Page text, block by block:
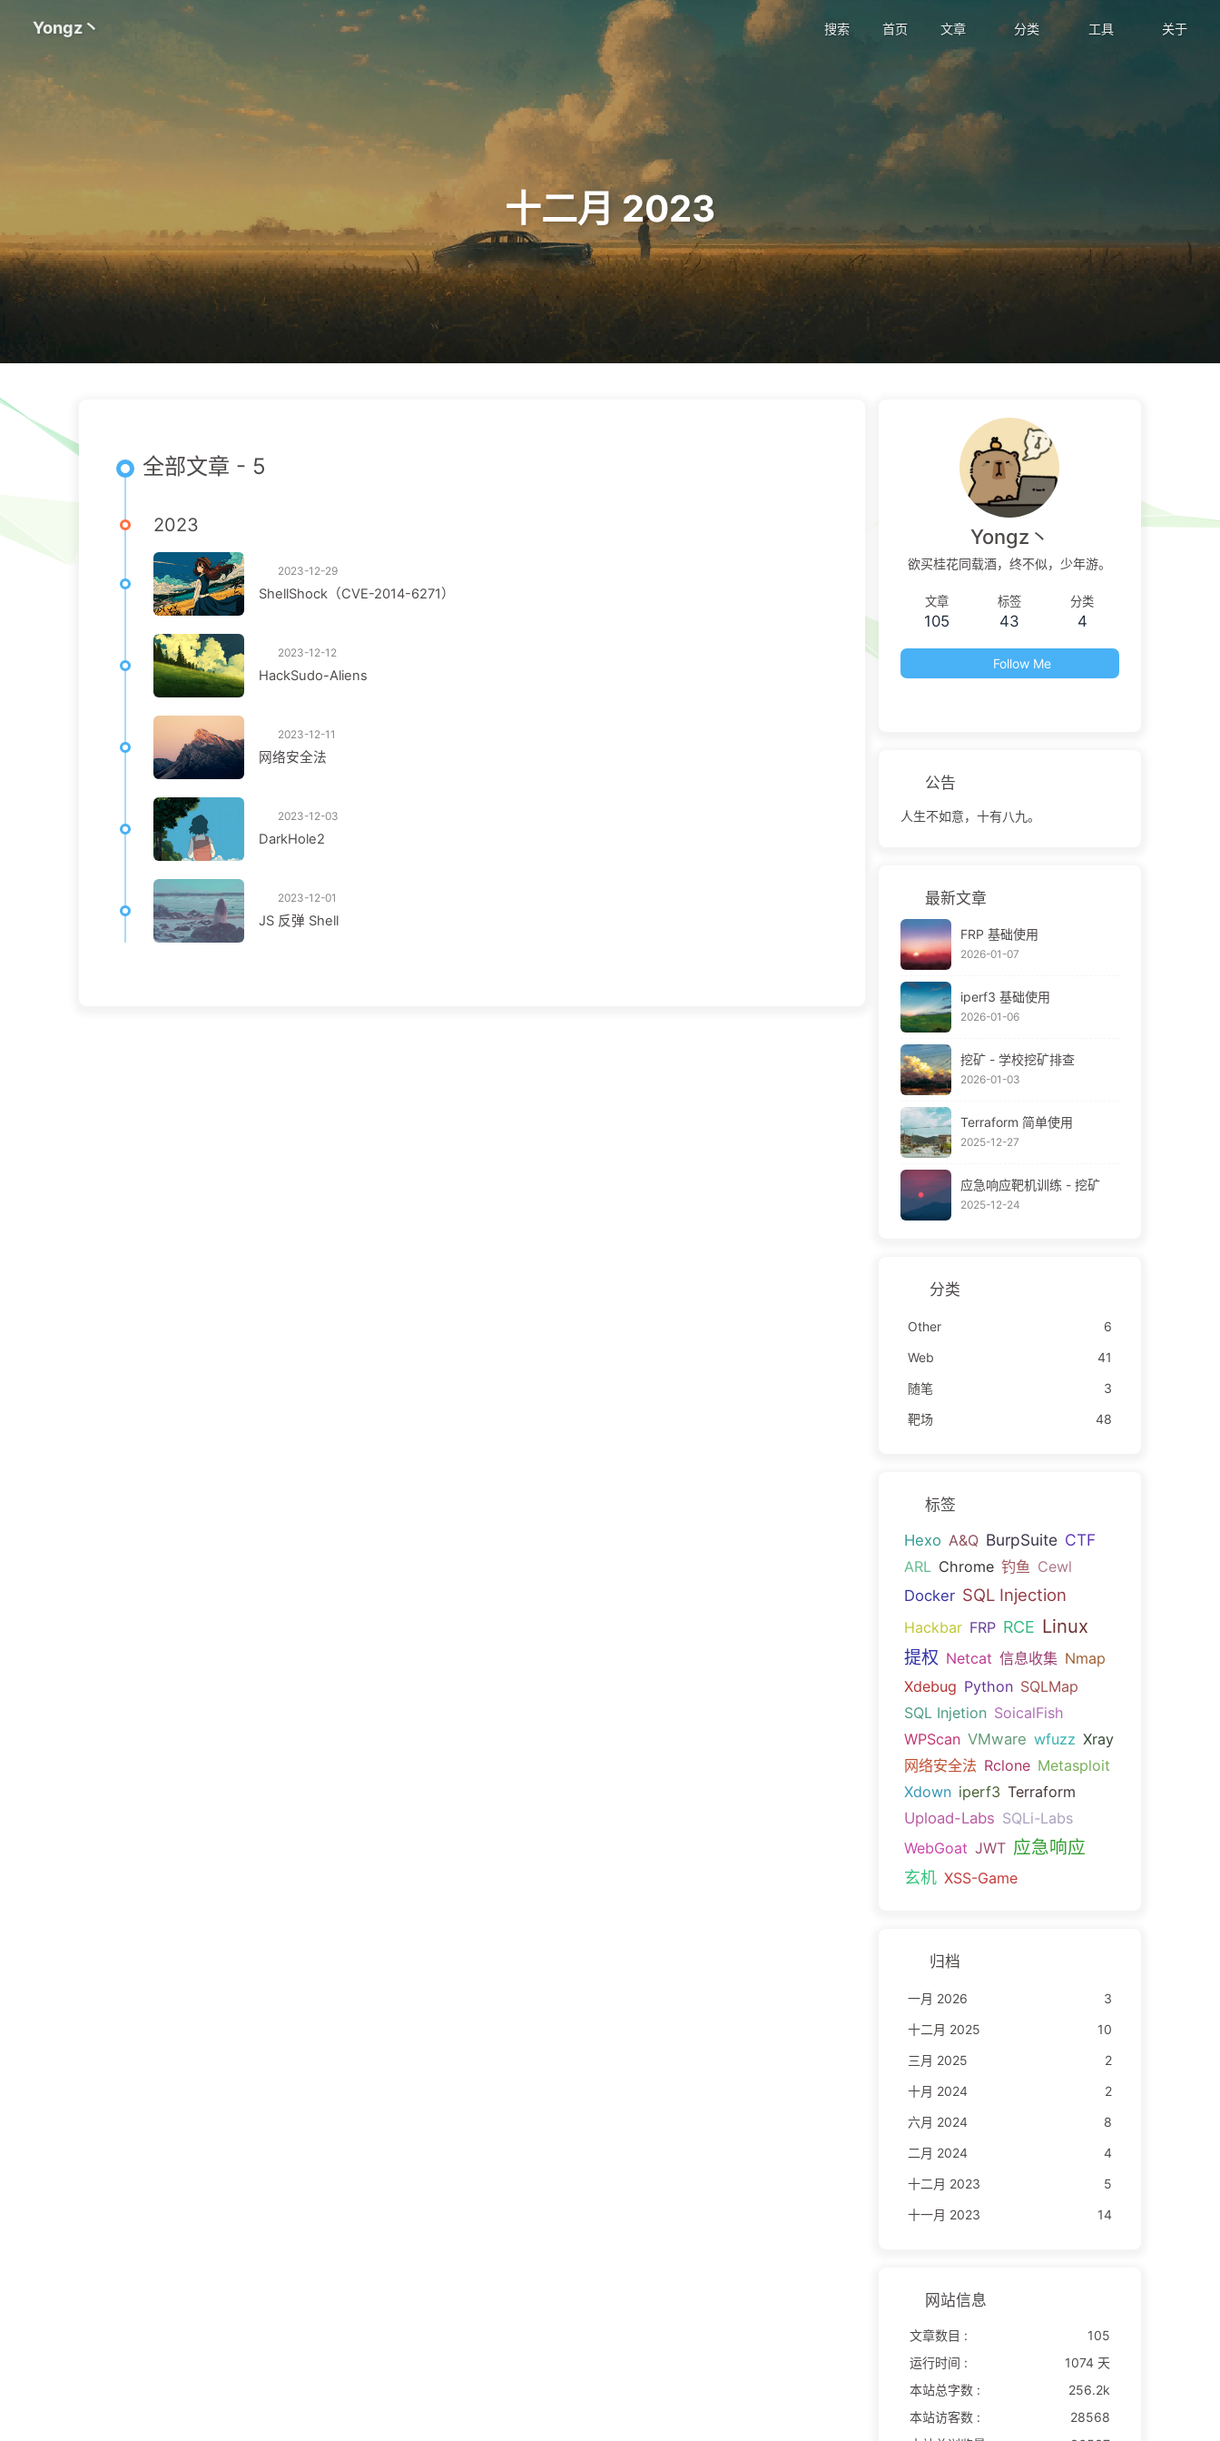
Yongz丶 搜索 首页 文章 分类 工具 关于
十二月 2023
全部文章 - 5
2023
2023-12-29
ShellShock（CVE-2014-6271）
2023-12-12
HackSudo-Aliens
2023-12-11
网络安全法
2023-12-03
DarkHole2
2023-12-01
JS 反弹 Shell
Yongz丶
欲买桂花同载酒，终不似，少年游。
文章
105
标签
43
分类
4
Follow Me
公告
人生不如意，十有八九。
最新文章
FRP 基础使用
2026-01-07
iperf3 基础使用
2026-01-06
挖矿 - 学校挖矿排查
2026-01-03
Terraform 简单使用
2025-12-27
应急响应靶机训练 - 挖矿
2025-12-24
分类
Other
6
Web
41
随笔
3
靶场
48
标签
Hexo A&Q BurpSuite CTF
ARL Chrome 钓鱼 Cewl
Docker SQL Injection
Hackbar FRP RCE Linux
提权 Netcat 信息收集 Nmap
Xdebug Python SQLMap
SQL Injetion SoicalFish
WPScan VMware wfuzz Xray
网络安全法 Rclone Metasploit
Xdown iperf3 Terraform
Upload-Labs SQLi-Labs
WebGoat JWT 应急响应
玄机 XSS-Game
归档
一月 2026
3
十二月 2025
10
三月 2025
2
十月 2024
2
六月 2024
8
二月 2024
4
十二月 2023
5
十一月 2023
14
网站信息
文章数目 :
105
运行时间 :
1074 天
本站总字数 :
256.2k
本站访客数 :
28568